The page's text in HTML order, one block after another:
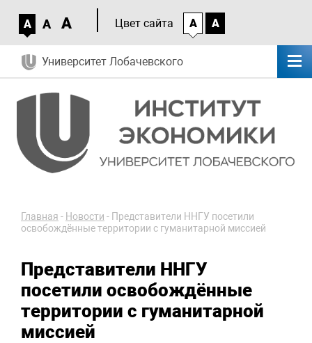
A A A Цвет сайта A A
Университет Лобачевского
Главная - Новости - Представители ННГУ посетили
освобождённые территории с гуманитарной миссией
Представители ННГУ
посетили освобождённые
территории с гуманитарной
миссией